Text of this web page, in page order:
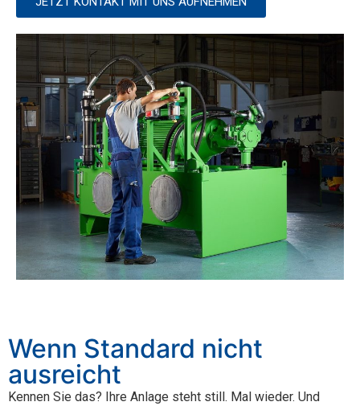
Wenn Standard nicht
ausreicht
Kennen Sie das? Ihre Anlage steht still. Mal wieder. Und